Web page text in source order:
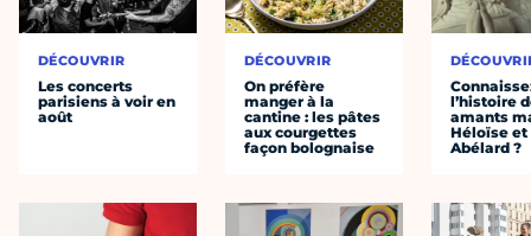
DÉCOUVRIR
Les concerts
parisiens à voir en
août
DÉCOUVRIR
On préfère
manger à la
cantine : les pâtes
aux courgettes
façon bolognaise
l’histoire
amants
Héloïse et
Abélard ?